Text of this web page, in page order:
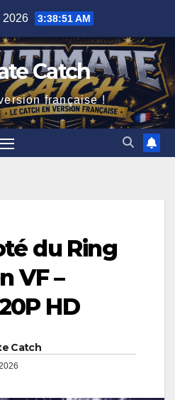
2026 3:38:52 AM
Catch
française !
du Ring
VF –
HD
Catch